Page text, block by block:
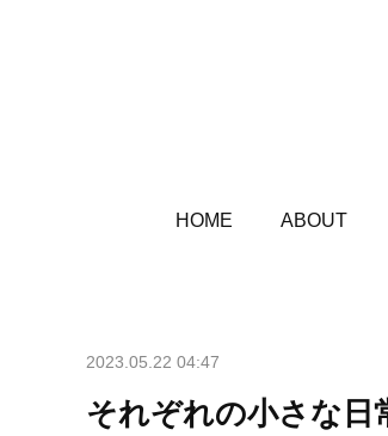
HOME ABOUT
2023.05.22 04:47
それぞれの小さな日